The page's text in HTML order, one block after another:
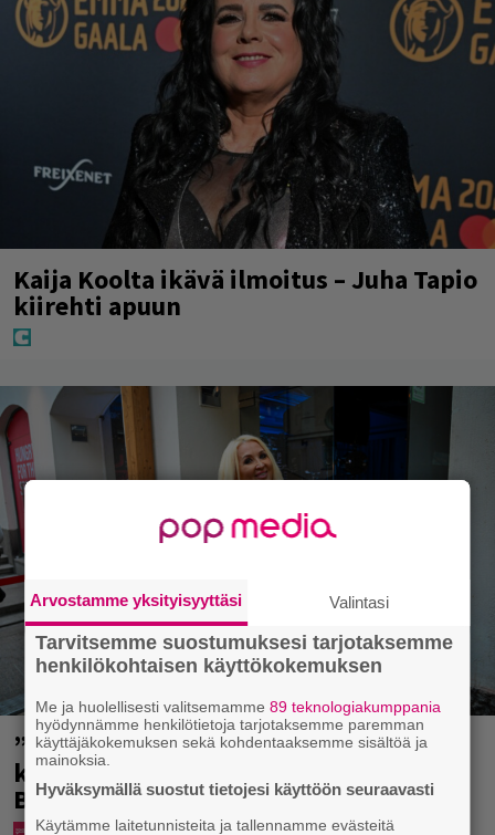
Kaija Koolta ikävä ilmoitus – Juha Tapio
kiirehti apuun
”Mitä isompi vehje, sen paremmin
kulkee” – Susanna Penttilä suuntasi
Bangbussinsa Helsingin keskustaan
Arvostamme yksityisyyttäsi Valintasi
Tarvitsemme suostumuksesi tarjotaksemme
henkilökohtaisen käyttökokemuksen
Me ja huolellisesti valitsemamme89 teknologiakumppania
hyödynnämme henkilötietoja tarjotaksemme paremman
käyttäjäkokemuksen sekä kohdentaaksemme sisältöä ja
mainoksia.
Hyväksymällä suostut tietojesi käyttöön seuraavasti
Käytämme laitetunnisteita ja tallennamme evästeitä